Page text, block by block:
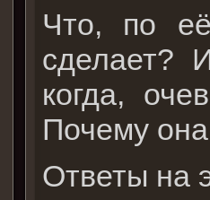
Что, по
сделает?
когда,
Почему
Ответы на